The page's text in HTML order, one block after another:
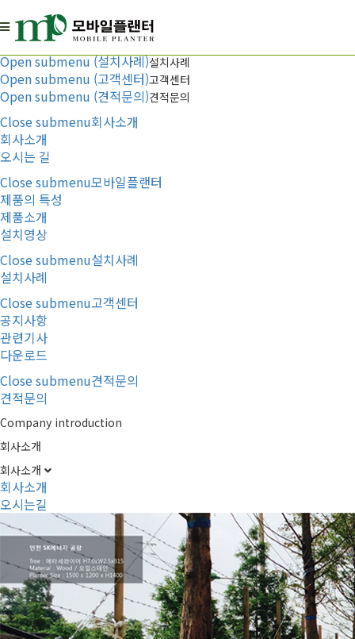
Open submenu (회사소개)회사소개
Open submenu (모바일플랜터)
Open submenu (설치사례)설치사례
Open submenu (고객센터)고객센터
Open submenu (견적문의)견적문의
Close submenu회사소개
회사소개
오시는 길
Close submenu모바일플랜터
제품의 특성
제품소개
설치영상
Close submenu설치사례
설치사례
Close submenu고객센터
공지사항
관련기사
다운로드
Close submenu견적문의
견적문의
Company introduction
회사소개
회사소개
회사소개
오시는길